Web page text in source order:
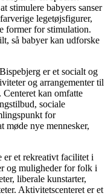
stimulere babyers sanser
legetøjsfigurer,
former for stimulation.
så babyer kan udforske
er et socialt og
og arrangementer til
kan omfatte
sociale
for
nye mennesker,
er et rekreativt facilitet i
og muligheder for folk i
liberale kunstarter,
Aktivitetscenteret er et